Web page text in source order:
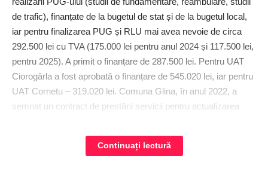
de trafic), finanțate de la bugetul de stat și de la bugetul local,
iar pentru finalizarea PUG și RLU mai avea nevoie de circa
292.500 lei cu TVA (175.000 lei pentru anul 2024 și 117.500 lei,
pentru 2025). A primit o finanțare de 287.500 lei. Pentru UAT
Ciorogârla a fost aprobată o finanțare de 545.020 lei, iar pentru
UAT Cornetu – 319.020 lei. Comuna Glina, în anul 2022, a
semnat un contract de prestării servicii pentru actualizarea
inclusă), perioada de derulare a procedurii fiind de 30 de luni.
Până în noiembrie 2023, etapa 1 fusese achitată integral din
Continuați lectură